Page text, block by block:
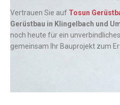
Vertrauen Sie auf Tosun
Gerüstbau in Klingelbach und
noch heute für ein
gemeinsam Ihr Bauprojekt zum